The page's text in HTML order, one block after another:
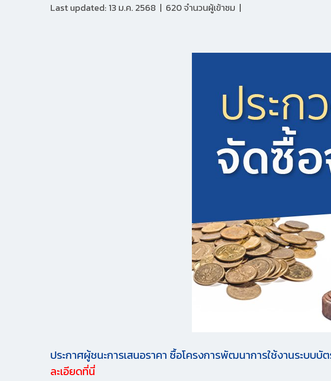
Last updated: 13 ม.ค. 2568 | 620 จำนวนผู้เข้าชม |
ประกาศผู้ชนะการเสนอราคา ซื้อโครงการพัฒนาการใช้งานระบบบั
ละเอียดที่นี่